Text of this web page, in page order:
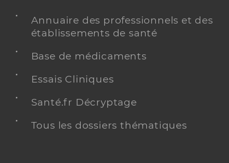
Annuaire des professionnels et des
établissements de santé
Base de médicaments
Essais Cliniques
Santé.fr Décryptage
Tous les dossiers thématiques